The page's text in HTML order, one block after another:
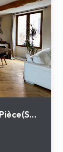
Maison Montfort Sur Argens 6 Pièce(s) 140 M2